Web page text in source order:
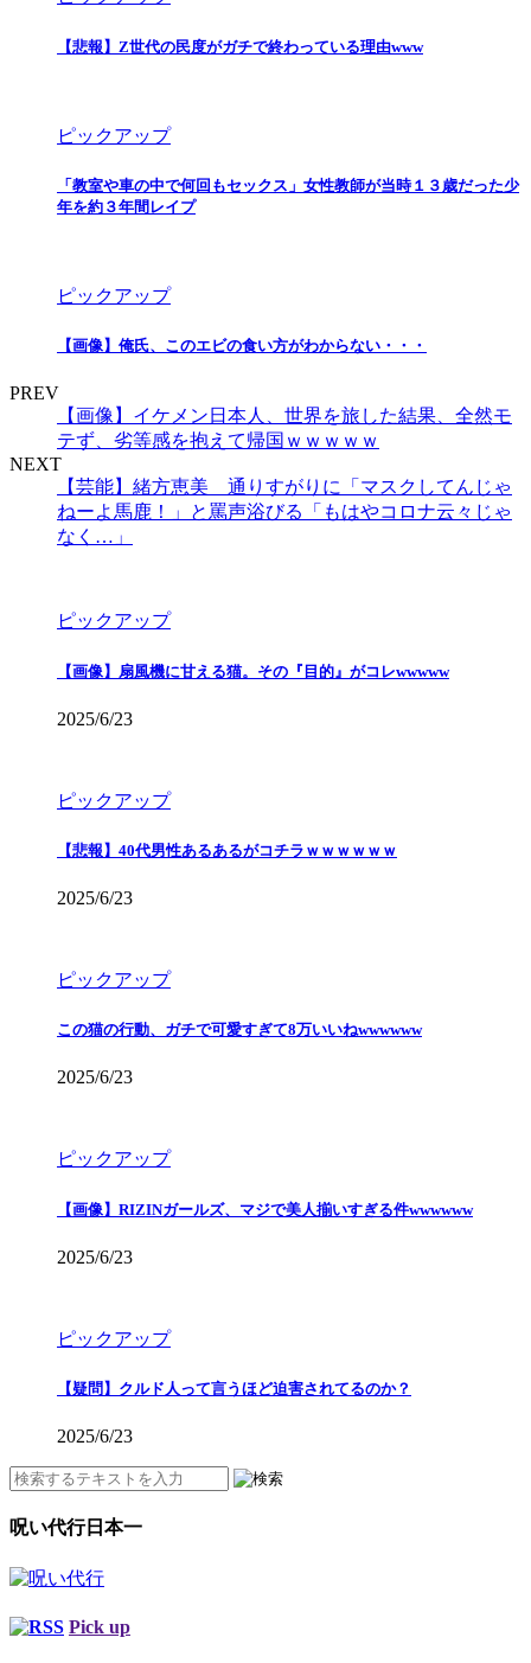
【悲報】Z世代の民度がガチで終わっている理由www
ピックアップ
「教室や車の中で何回もセックス」女性教師が当時１３歳だった少
年を約３年間レイプ
ピックアップ
【画像】俺氏、このエビの食い方がわからない・・・
PREV
【画像】イケメン日本人、世界を旅した結果、全然モ
テず、劣等感を抱えて帰国ｗｗｗｗｗ
NEXT
【芸能】緒方恵美 通りすがりに「マスクしてんじゃ
ねーよ馬鹿！」と罵声浴びる「もはやコロナ云々じゃ
なく…」
ピックアップ
【画像】扇風機に甘える猫。その『目的』がコレwwwww
2025/6/23
ピックアップ
【悲報】40代男性あるあるがコチラｗｗｗｗｗｗ
2025/6/23
ピックアップ
この猫の行動、ガチで可愛すぎて8万いいねwwwwww
2025/6/23
ピックアップ
【画像】RIZINガールズ、マジで美人揃いすぎる件wwwwww
2025/6/23
ピックアップ
【疑問】クルド人って言うほど迫害されてるのか？
2025/6/23
呪い代行日本一
Pick up